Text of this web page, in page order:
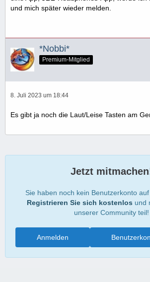
und mich später wieder melden.
*Nobbi*
Premium-Mitglied
8. Juli 2023 um 18:44
Es gibt ja noch die Laut/Leise Tasten am
Jetzt
Sie haben noch kein Benutzerkonto
Registrieren Sie sich kostenlos und
unserer Community teil!
Anmelden